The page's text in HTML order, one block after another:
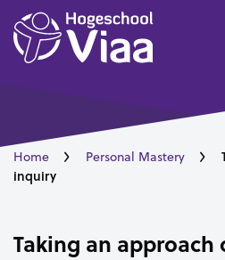
Home Personal Mastery
inquiry
Taking an